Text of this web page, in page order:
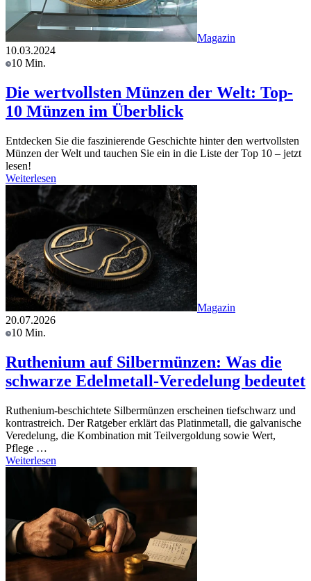
Magazin
10.03.2024
10 Min.
Die wertvollsten Münzen der Welt: Top-
10 Münzen im Überblick
Entdecken Sie die faszinierende Geschichte hinter den wertvollsten
Münzen der Welt und tauchen Sie ein in die Liste der Top 10 – jetzt
lesen!
Weiterlesen
Magazin
20.07.2026
10 Min.
Ruthenium auf Silbermünzen: Was die
schwarze Edelmetall-Veredelung bedeutet
Ruthenium-beschichtete Silbermünzen erscheinen tiefschwarz und
kontrastreich. Der Ratgeber erklärt das Platinmetall, die galvanische
Veredelung, die Kombination mit Teilvergoldung sowie Wert,
Pflege …
Weiterlesen